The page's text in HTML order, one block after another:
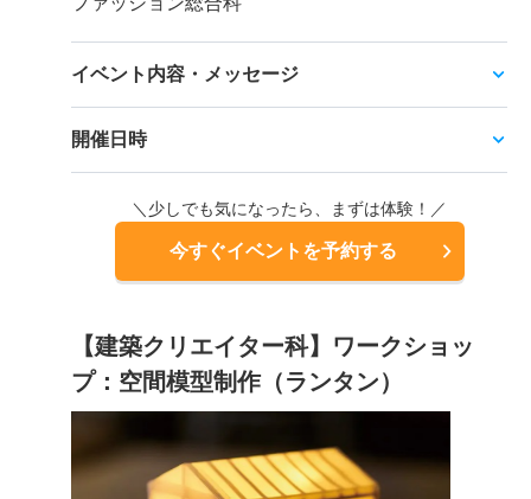
イベント内容・メッセージ
開催日時
＼少しでも気になったら、まずは体験！／
今すぐイベントを予約する
【建築クリエイター科】ワークショッ
プ：空間模型制作（ランタン）